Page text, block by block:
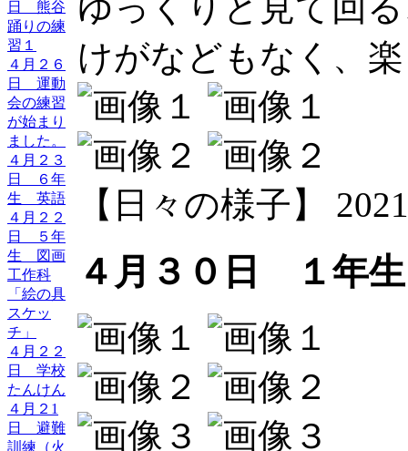
日 熊谷
踊りの練
習１
４月２６
日 運動
会の練習
が始まり
ました。
４月２３
日 ６年
生 英語
４月２２
日 ５年
生 図画
工作科
「絵の具
スケッ
チ」
４月２２
日 学校
たんけん
４月２1
日 避難
訓練（火
けがなどもなく、
【日々の様子】
４月３０日 １年